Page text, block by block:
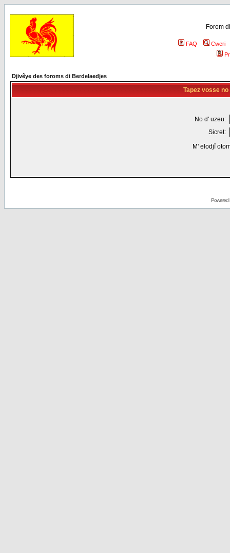
Forom
FAQ
Cweri
Djivêye des foroms di Berdelaedjes
Tapez vosse
No d' uzeu:
Sicret:
M' elodjî
Powered